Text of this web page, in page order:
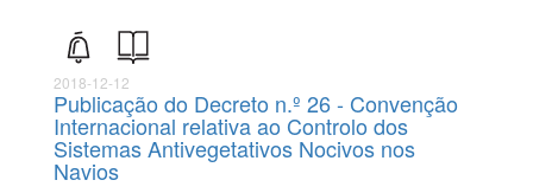
2018-12-12
Publicação do Decreto n.º 26 - Convenção
Internacional relativa ao Controlo dos
Sistemas Antivegetativos Nocivos nos
Navios